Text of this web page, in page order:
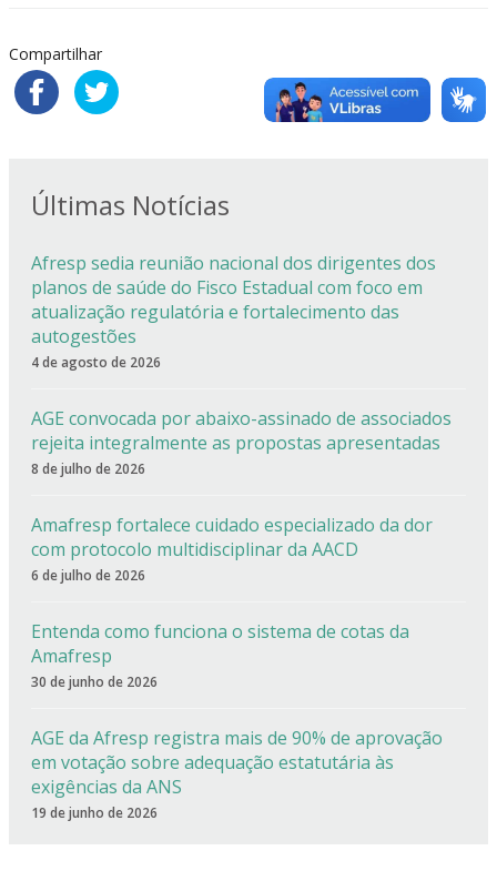
Compartilhar
Últimas Notícias
Afresp sedia reunião nacional dos dirigentes dos
planos de saúde do Fisco Estadual com foco em
atualização regulatória e fortalecimento das
autogestões
4 de agosto de 2026
AGE convocada por abaixo-assinado de associados
rejeita integralmente as propostas apresentadas
8 de julho de 2026
Amafresp fortalece cuidado especializado da dor
com protocolo multidisciplinar da AACD
6 de julho de 2026
Entenda como funciona o sistema de cotas da
Amafresp
30 de junho de 2026
AGE da Afresp registra mais de 90% de aprovação
em votação sobre adequação estatutária às
exigências da ANS
19 de junho de 2026